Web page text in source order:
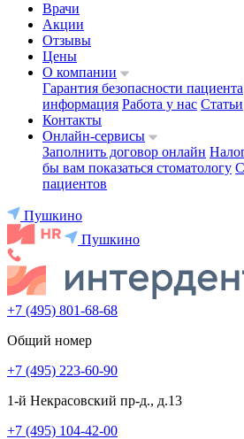
Врачи
Акции
Отзывы
Цены
О компании
Гарантия безопасности пациента
информация Работа у нас Статьи
Контакты
Онлайн-сервисы
Заполнить договор онлайн
бы вам показаться стоматологу
пациентов
Пушкино
Пушкино
+7 (495) 801-68-68
Общий номер
+7 (495) 223-60-90
1-й Некрасовский пр-д., д.13
+7 (495) 104-42-00